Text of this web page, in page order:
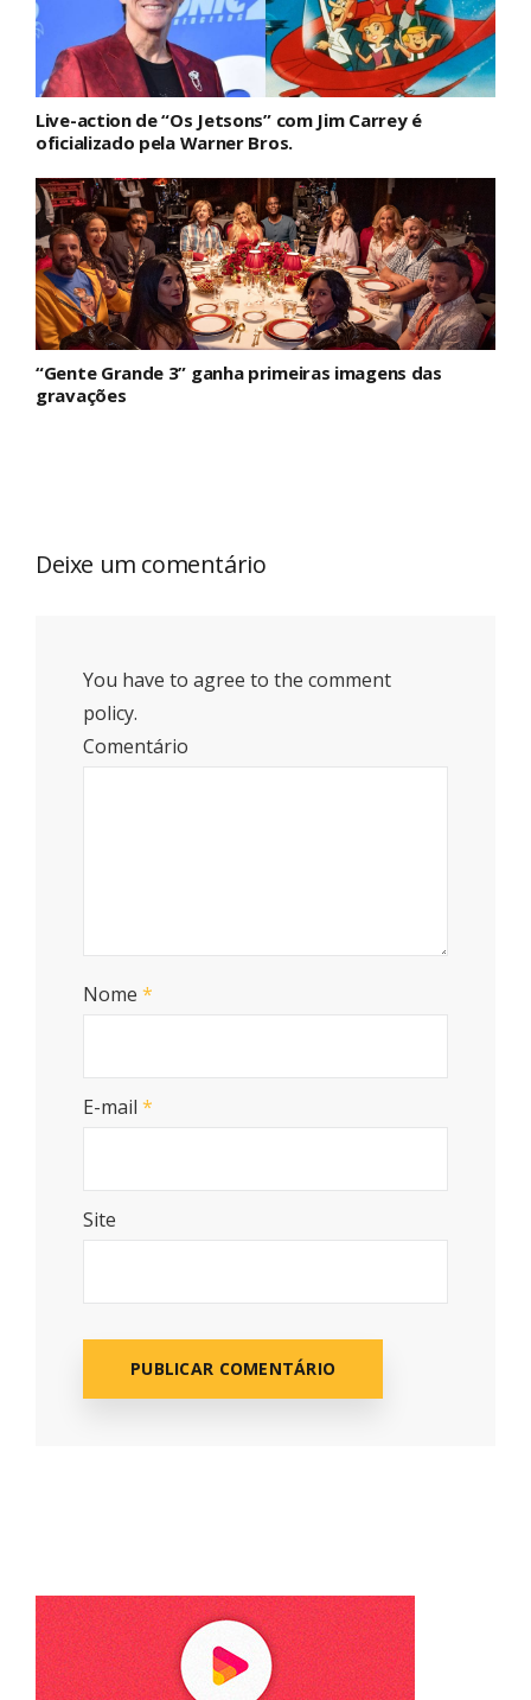
Live-action de “Os Jetsons” com Jim Carrey é
oficializado pela Warner Bros.
“Gente Grande 3” ganha primeiras imagens das
gravações
Deixe um comentário
You have to agree to the comment
policy.
Comentário
Nome *
E-mail *
Site